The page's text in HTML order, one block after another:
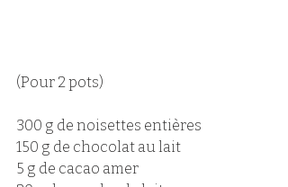
(Pour 2 pots)
300 g de noisettes entières
150 g de chocolat au lait
5 g de cacao amer